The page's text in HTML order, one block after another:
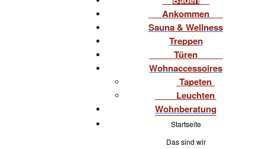
Ankommen
Sauna & Wellness
Treppen
Türen
Wohnaccessoires
Tapeten
Leuchten
Wohnberatung
Startseite
Das sind wir